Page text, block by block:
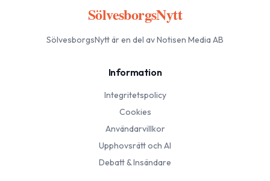
SölvesborgsNytt
SölvesborgsNyttär en del av Notisen Media AB
Information
Integritetspolicy
Cookies
Användarvillkor
Upphovsrätt och AI
Debatt & Insändare